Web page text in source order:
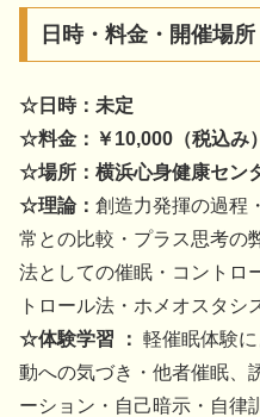
日時・料金・開催場所
☆日時：未定
☆料金：￥10,000（税込み）
☆場所：横浜心身健康セン
☆理論： 創造力発揮の過程
常との比較・プラス思考の
法としての催眠・コントロ
トロール法・ホメオスタシ
☆体験学習 ： 軽催眠体験
動への気づき・他者催眠、
ーション・自己暗示・自律